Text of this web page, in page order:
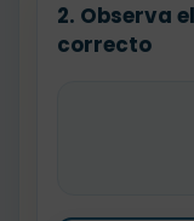
2. Observa
correcto